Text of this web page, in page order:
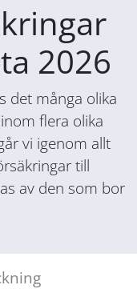
2026
det många olika
flera olika
vi igenom allt
till
av den som bor